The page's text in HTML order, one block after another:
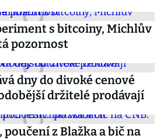
s bitcoiny, Michlův
pozornost
dny do divoké cenové
držitelé prodávají
z Blažka a bič na